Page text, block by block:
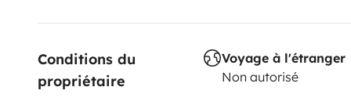
Conditions du
propriétaire
Voyage à l'étranger
Non autorisé